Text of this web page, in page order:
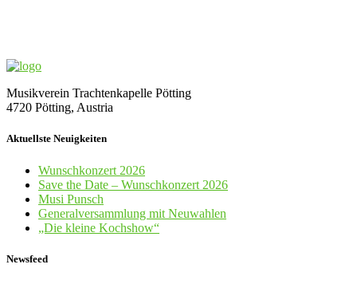
Musikverein Trachtenkapelle Pötting
4720 Pötting, Austria
Aktuellste Neuigkeiten
Wunschkonzert 2026
Save the Date – Wunschkonzert 2026
Musi Punsch
Generalversammlung mit Neuwahlen
„Die kleine Kochshow“
Newsfeed